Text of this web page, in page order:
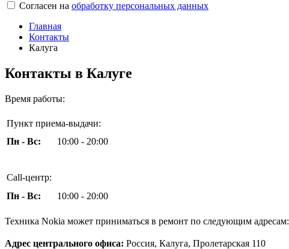
Согласен на обработку персональных данных
Главная
Контакты
Калуга
Контакты в Калуге
Время работы:
Пункт приема-выдачи:
Пн - Вс:
10:00 - 20:00
Call-центр:
Пн - Вс:
10:00 - 20:00
Техника Nokia может приниматься в ремонт по следующим адресам:
Адрес центрального офиса: Россия, Калуга, Пролетарская 110